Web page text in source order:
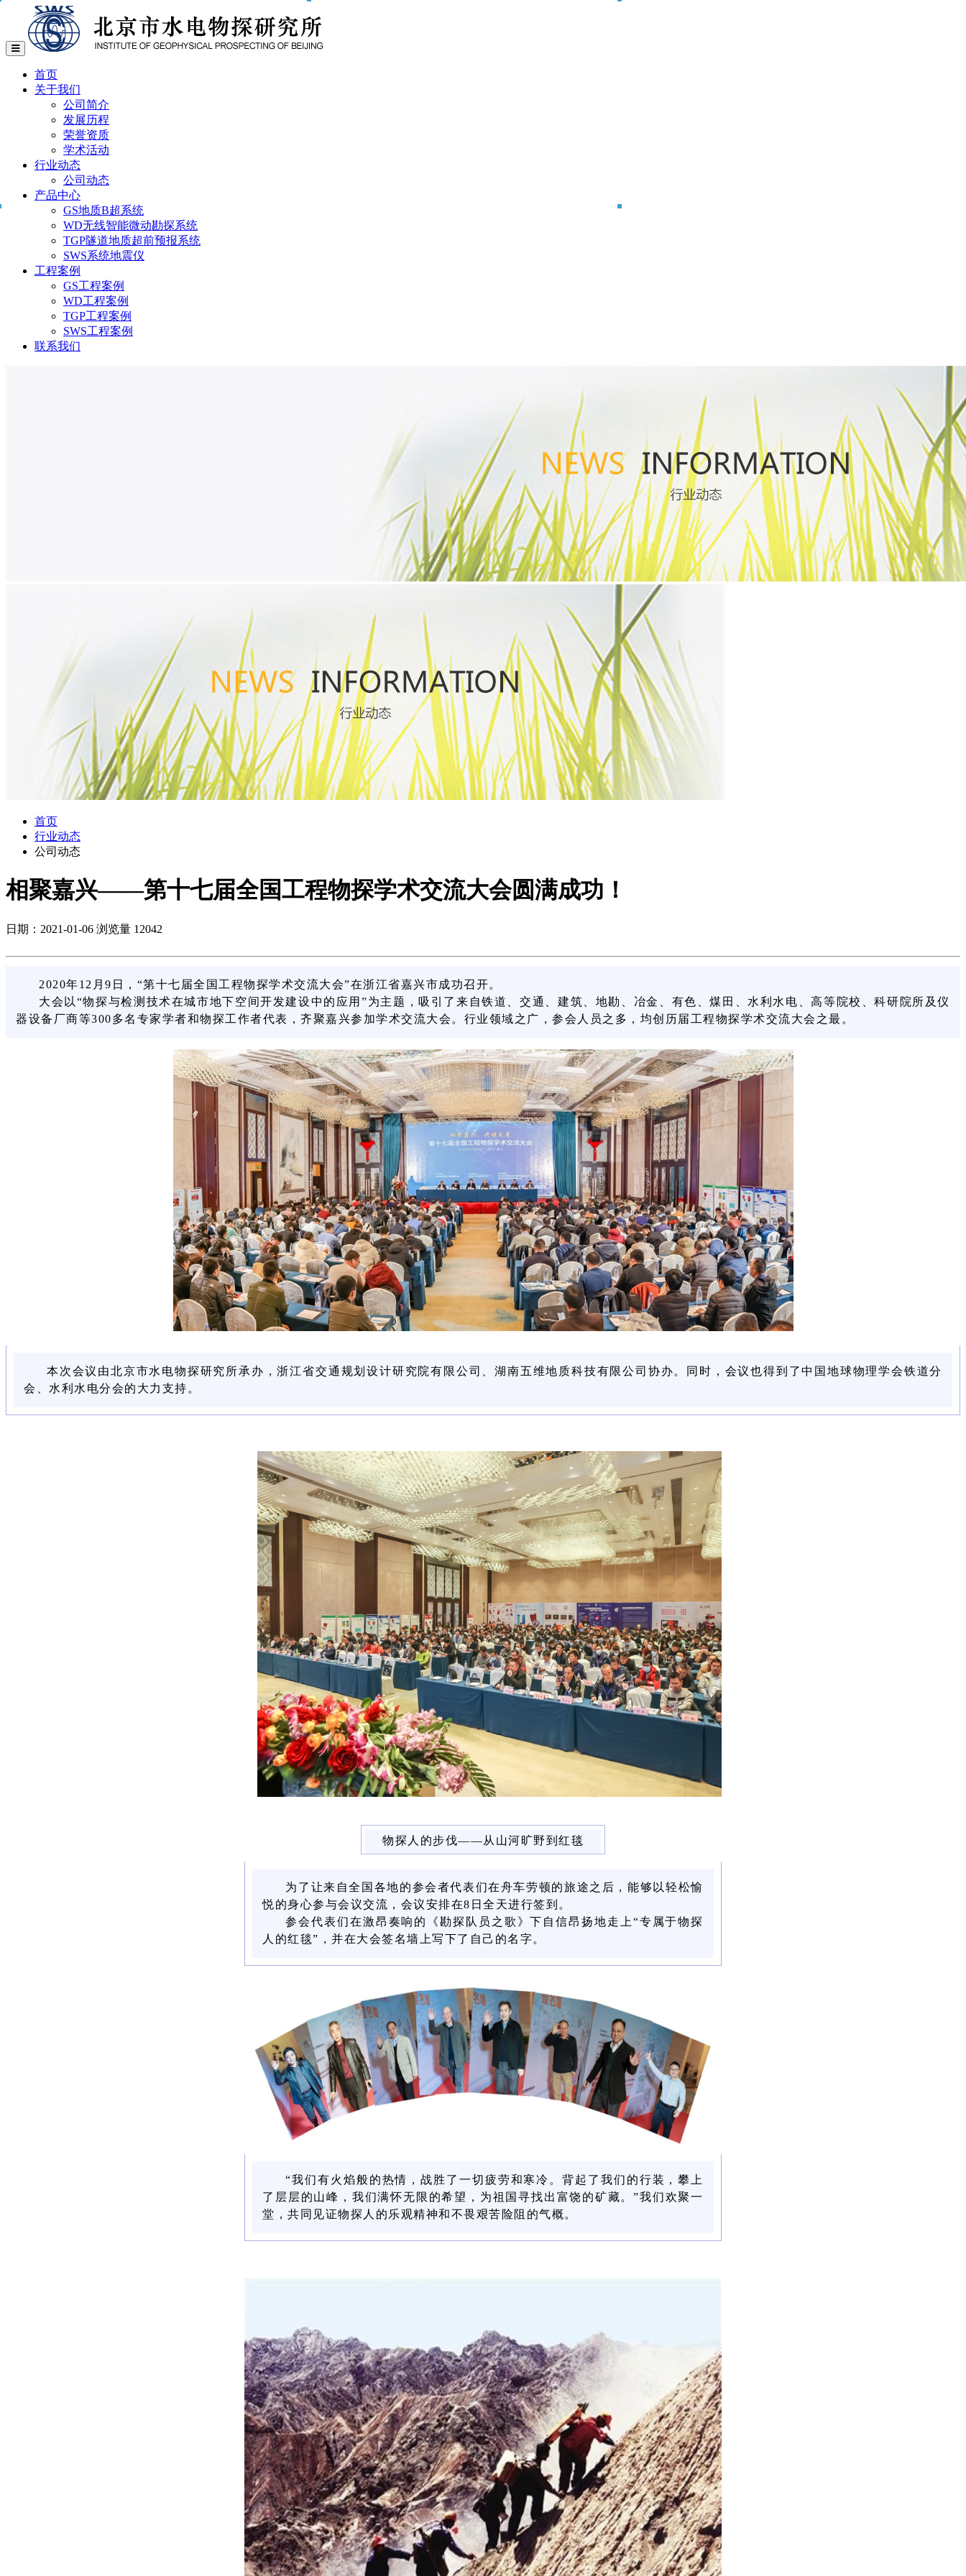
首页
关于我们
公司简介
发展历程
荣誉资质
学术活动
行业动态
公司动态
产品中心
GS地质B超系统
WD无线智能微动勘探系统
TGP隧道地质超前预报系统
SWS系统地震仪
工程案例
GS工程案例
WD工程案例
TGP工程案例
SWS工程案例
联系我们
首页
行业动态
公司动态
相聚嘉兴——第十七届全国工程物探学术交流大会圆满成功！
日期：2021-01-06 浏览量 12042
2020年12月9日，“第十七届全国工程物探学术交流大会”在浙江省嘉兴市成功召开。
大会以“物探与检测技术在城市地下空间开发建设中的应用”为主题，吸引了来自铁道、交通、建筑、地勘、冶金、有色、煤田、水利水电、高等院校、科研院所及仪
器设备厂商等300多名专家学者和物探工作者代表，齐聚嘉兴参加学术交流大会。 行业领域之广，参会人员之多，均创历届工程物探学术交流大会之最。
本次会议由北京市水电物探研究所承办，浙江省交通规划设计研究院有限公司、湖南五维地质科技有限公司协办。同时，会议也得到了中国地球物理学会铁道分
会、水利水电分会的大力支持。
物探人的步伐——从山河旷野到红毯
为了让来自全国各地的参会者代表们在舟车劳顿的旅途之后，能够以轻松愉
悦的身心参与会议交流，会议安排在8日全天进行签到。
参会代表们在激昂奏响的《勘探队员之歌》下自信昂扬地走上“专属于物探
人的红毯”，并在大会签名墙上写下了自己的名字。
“我们有火焰般的热情，战胜了一切疲劳和寒冷。背起了我们的行装，攀上
了层层的山峰，我们满怀无限的希望，为祖国寻找出富饶的矿藏。”我们欢聚一
堂，共同见证物探人的乐观精神和不畏艰苦险阻的气概。